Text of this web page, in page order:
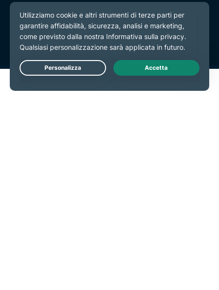
Informativa sulla privacy
Termini di servizio
Preferenze cookie
Live Chat